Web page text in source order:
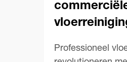
Professioneel